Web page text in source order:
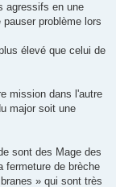
agressifs en une
problème lors
élevé que celui de
mission dans l'autre
major soit une
sont des Mage des
fermeture de brèche
» qui sont très